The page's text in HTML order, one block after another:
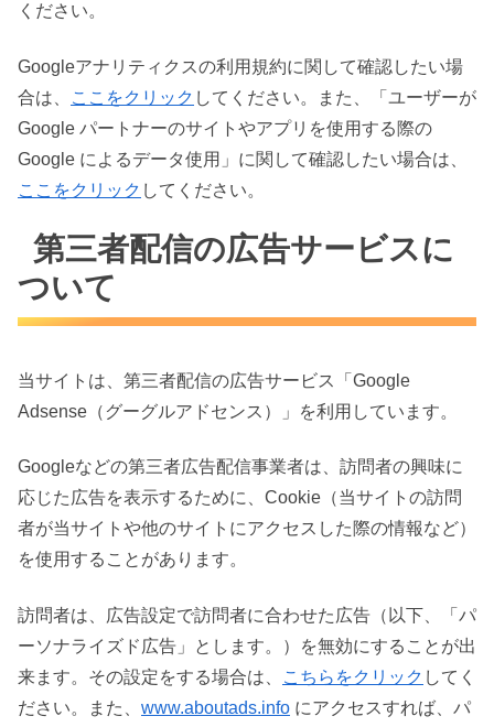
ください。
Googleアナリティクスの利用規約に関して確認したい場
合は、
ここをクリック してください。また、「ユーザーが
Google パートナーのサイトやアプリを使用する際の
Google によるデータ使用」に関して確認したい場合は、
ここをクリック してください。
第三者配信の広告サービスに
ついて
当サイトは、第三者配信の広告サービス「Google
Adsense（グーグルアドセンス）」を利用しています。
Googleなどの第三者広告配信事業者は、訪問者の興味に
応じた広告を表示するために、Cookie（当サイトの訪問
者が当サイトや他のサイトにアクセスした際の情報など）
を使用することがあります。
訪問者は、広告設定で訪問者に合わせた広告（以下、「パ
ーソナライズド広告」とします。）を無効にすることが出
来ます。その設定をする場合は、
こちらをクリック してく
ださい。また、 www.aboutads.info にアクセスすれば、パ